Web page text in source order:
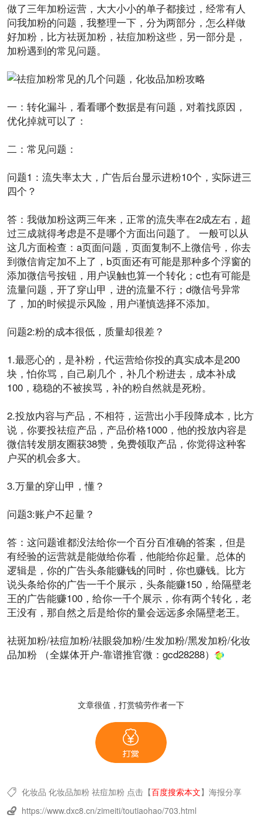
做了三年加粉运营，大大小小的单子都接过，经常有人
问我加粉的问题，我整理一下，分为两部分，怎么样做
好加粉，比方祛斑加粉， 祛痘加粉这些，另一部分是，
加粉遇到的常见问题。
一：转化漏斗，看看哪个数据是有问题，对着找原因，
优化掉就可以了：
二：常见问题：
问题1：流失率太大， 广告后台显示进粉10个，实际进三
四个？
答：我做加粉这两三年来，正常的流失率在2成左右，超
过三成就得考虑是不是哪个方面出问题了。 一般可以从
这几方面检查：a页面问题，页面复制不上微信号，你去
到微信肯定加不上了，b页面还有可能是那种多个浮窗的
添加微信号按钮， 用户误触也算一个转化；c也有可能是
流量问题，开了穿山甲，进的流量不行；d微信号异常
了，加的时候提示风险，用户谨慎选择不添加。
问题2:粉的成本很低，质量却很差？
1.最恶心的，是补粉， 代运营给你投的真实成本是200
块，怕你骂，自己刷几个，补几个粉进去，成本补成
100，稳稳的不被挨骂，补的粉自然就是死粉。
2.投放内容与产品，不相符，运营出小手段降成本，比方
说，你要投祛痘产品，产品价格1000，他的投放内容是
微信转发朋友圈获38赞，免费领取产品，你觉得这种客
户买的机会多大。
3.万量的穿山甲，懂？
问题3:账户不起量？
答：这问题谁都没法给你一个百分百准确的答案，但是
有经验的运营就是能做给你看，他能给你起量。总体的
逻辑是，你的广告头条能赚钱的同时，你也赚钱。比方
说头条给你的广告一千个展示，头条能赚150，给隔壁老
王的广告能赚100，给你一千个展示，你有两个转化，老
王没有，那自然之后是给你的量会远远多余隔壁老王。
祛斑加粉/祛痘加粉/祛眼袋加粉/生发加粉/黑发加粉/化妆
品加粉 （全媒体开户-靠谱推官微： gcd28288）
文章很值，打赏犒劳作者一下
 化妆品 化妆品加粉 祛痘加粉点击【百度搜索本文】 海报分享
 https://www.dxc8.cn/zimeiti/toutiaohao/703.html